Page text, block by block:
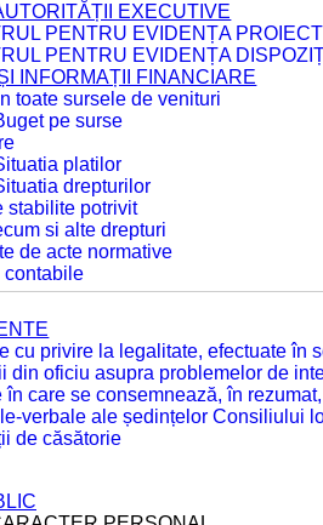
EXECUTIVE
PENTRU EVIDENȚA
PENTRU EVIDENȚA
INFORMAȚII FINANCIARE
toate sursele de venituri
pe surse
platilor
drepturilor
stabilite potrivit
si alte drepturi
de acte normative
contabile
cu privire la legalitate, efectuate în
din oficiu asupra problemelor de
în care se consemnează, în
verbale ale ședințelor Consiliului
de căsătorie